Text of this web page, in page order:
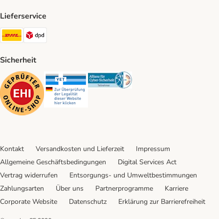
Lieferservice
DHL Shipping Method
Sicherheit
Security Security Security
Kontakt Versandkosten und Lieferzeit
Impressum
Allgemeine Geschäftsbedingungen
Digital Services Act
Vertrag widerrufen
Entsorgungs- und Umweltbestimmungen
Zahlungsarten
Über uns Partnerprogramme
Karriere
Corporate Website
Datenschutz Erklärung zur Barrierefreiheit